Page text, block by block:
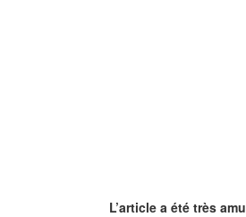
L’article a été très